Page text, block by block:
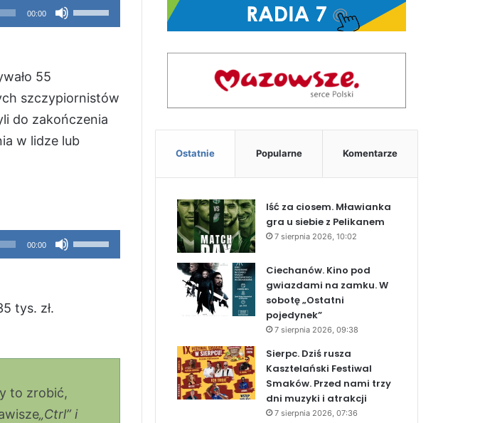
00:00
Używaj
strzałek
oraz
do
dołu
głośność.
55
szczypiornistów
do zakończenia
w lidze lub
00:00
Używaj
strzałek
zwiększyć
tys. zł.
to zrobić,
„Ctrl” i
Ostatnie Popularne Komentarze
Iść za ciosem. Mławianka
gra u siebie z Pelikanem
7 sierpnia 2026, 10:02
Ciechanów. Kino pod
gwiazdami na zamku. W
sobotę „Ostatni
pojedynek”
7 sierpnia 2026, 09:38
Sierpc. Dziś rusza
Kasztelański Festiwal
Smaków. Przed nami trzy
dni muzyki i atrakcji
7 sierpnia 2026, 07:36